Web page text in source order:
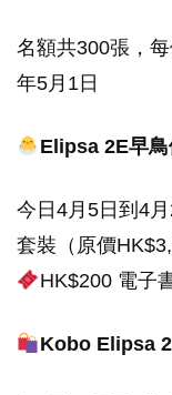
名額共300張，
年5月1日
Elipsa 2E早鳥
今日4月5日到4
套裝（原價
HK$200 電子
Kobo Elipsa